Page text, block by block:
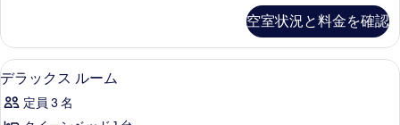
て
の
写
真
ム
シ
ー
ビ
ー
ル
ー
シ
空室状況と料金を確認
デ
ラ
ッ
ミニバー、セーフティボックス (室
4
デラックス ルーム
定員 3 名